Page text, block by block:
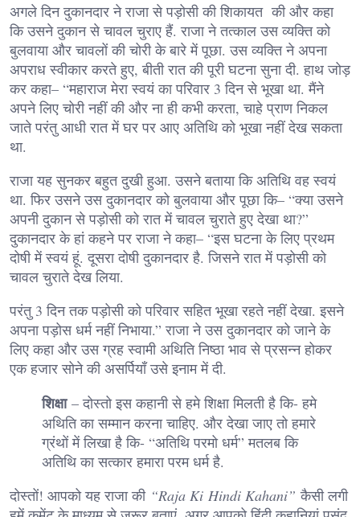
अगले दिन दुकानदार ने राजा से पड़ोसी की शिकायत की और कहा
कि उसने दुकान से चावल चुराए हैं. राजा ने तत्काल उस व्यक्ति को
बुलवाया और चावलों की चोरी के बारे में पूछा. उस व्यक्ति ने अपना
अपराध स्वीकार करते हुए, बीती रात की पूरी घटना सुना दी. हाथ जोड़
कर कहा– “महाराज मेरा स्वयं का परिवार 3 दिन से भूखा था. मैंने
अपने लिए चोरी नहीं की और ना ही कभी करता, चाहे प्राण निकल
जाते परंतु आधी रात में घर पर आए अतिथि को भूखा नहीं देख सकता
था.
राजा यह सुनकर बहुत दुखी हुआ. उसने बताया कि अतिथि वह स्वयं
था. फिर उसने उस दुकानदार को बुलवाया और पूछा कि– “क्या उसने
अपनी दुकान से पड़ोसी को रात में चावल चुराते हुए देखा था?”
दुकानदार के हां कहने पर राजा ने कहा– “इस घटना के लिए प्रथम
दोषी में स्वयं हूं. दूसरा दोषी दुकानदार है. जिसने रात में पड़ोसी को
चावल चुराते देख लिया.
परंतु 3 दिन तक पड़ोसी को परिवार सहित भूखा रहते नहीं देखा. इसने
अपना पड़ोस धर्म नहीं निभाया.” राजा ने उस दुकानदार को जाने के
लिए कहा और उस ग्रह स्वामी अथिति निष्ठा भाव से प्रसन्न होकर
एक हजार सोने की असर्पियाँ उसे इनाम में दी.
शिक्षा– दोस्तो इस कहानी से हमे शिक्षा मिलती है कि- हमे
अथिति का सम्मान करना चाहिए. और देखा जाए तो हमारे
ग्रंथों में लिखा है कि- “अतिथि परमो धर्म” मतलब कि
अतिथि का सत्कार हमारा परम धर्म है.
दोस्तों! आपको यह राजा की “Raja Ki Hindi Kahani” कैसी लगी